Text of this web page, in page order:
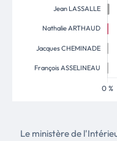
Le ministère de